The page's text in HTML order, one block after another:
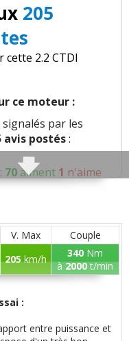
205
2.2 CTDI
ce moteur :
signalés par les
avis postés:
: 70 aiment 1 n'aime
1n'aime pas
n'aiment pas
V. Max
Couple
205km/h 340 Nm
à2000t/min
:
entre puissance et